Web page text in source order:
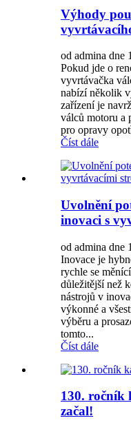
Výhody
od admina dne
Pokud jde o
vyvrtávačka
nabízí několik
zařízení je
válců motoru a
pro opravy
Číst dále
Uvolnění
inovaci s
od admina dne
Inovace je
rychle se
důležitější než
nástrojů v
výkonné a
výběru a
tomto...
Číst dále
130. ročník
začal!